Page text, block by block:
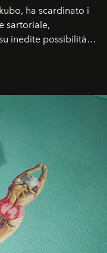
ha scardinato i
sartoriale,
inedite possibilità
moda.